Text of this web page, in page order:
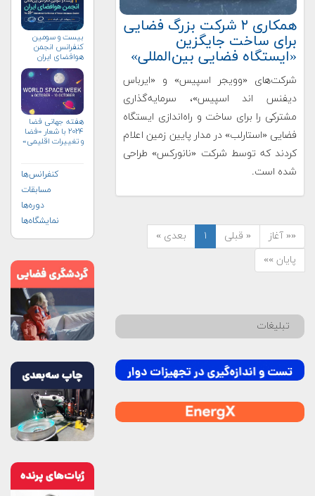
همکاری ۲ شرکت بزرگ فضایی
برای ساخت جایگزین
«ایستگاه فضایی بین‌المللی»
شرکت‌های «وویجر اسپیس» و «ایرباس
دیفنس اند اسپیس»، سرمایه‌گذاری
مشترکی را برای ساخت و راه‌اندازی ایستگاه
فضایی «استارلب» در مدار پایین زمین اعلام
کردند که توسط شرکت «نانورکس» طراحی
شده است.
«« آغاز « قبلی ۱
بعدی »
پایان »»
تبلیغات
بیست و سومین
کنفرانس انجمن
هوافضای ايران
هفته جهانی فضا
۲۰۲۴ با شعار «فضا
و تغییرات اقلیمی»
کنفرانس‌ها
مسابقات
دوره‌ها
نمایشگاه‌ها